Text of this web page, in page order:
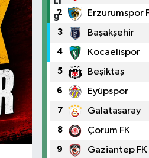
2 Erzurumspor
3 Başakşehir
4 Kocaelispor
5 Beşiktaş
6 Eyüpspor
7 Galatasaray
8 Çorum FK
9 Gaziantep FK